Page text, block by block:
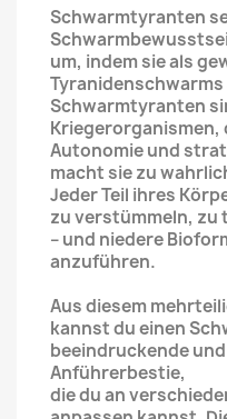
Schwarmtyranten
um, indem sie als
Tyranidenschwarms
Schwarmtyranten
Kriegerorganismen,
Autonomie und
macht sie zu
Jeder Teil ihres
zu verstümmeln, zu
– und niedere
anzuführen.
Aus diesem
kannst du einen
beeindruckende
Anführerbestie,
die du an